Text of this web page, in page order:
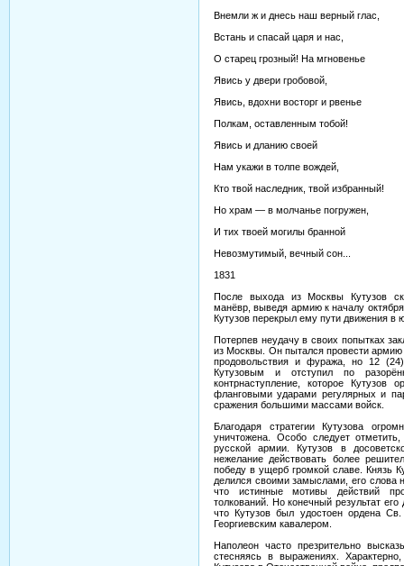
Внемли ж и днесь наш верный глас,
Встань и спасай царя и нас,
О старец грозный! На мгновенье
Явись у двери гробовой,
Явись, вдохни восторг и рвенье
Полкам, оставленным тобой!
Явись и дланию своей
Нам укажи в толпе вождей,
Кто твой наследник, твой избранный!
Но храм — в молчанье погружен,
И тих твоей могилы бранной
Невозмутимый, вечный сон...
1831
После выхода из Москвы Кутузов
манёвр, выведя армию к началу
Кутузов перекрыл ему пути движения
Потерпев неудачу в своих попытках
из Москвы. Он пытался провести
продовольствия и фуража, но 12
Кутузовым и отступил по
контрнаступление, которое Кутузов
фланговыми ударами регулярных и
сражения большими массами войск.
Благодаря стратегии Кутузова
уничтожена. Особо следует
русской армии. Кутузов в
нежелание действовать более
победу в ущерб громкой славе. Князь
делился своими замыслами, его слова
что истинные мотивы действий
толкований. Но конечный результат
что Кутузов был удостоен ордена
Георгиевским кавалером.
Наполеон часто презрительно
стесняясь в выражениях.